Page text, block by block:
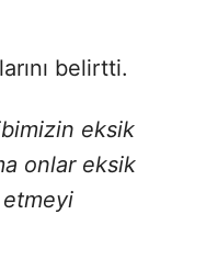
belirtti.
eksik
onlar eksik
etmeyi